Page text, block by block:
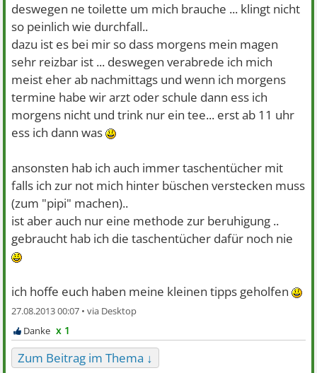
deswegen ne toilette um mich brauche ... klingt nicht
so peinlich wie durchfall..
dazu ist es bei mir so dass morgens mein magen
sehr reizbar ist ... deswegen verabrede ich mich
meist eher ab nachmittags und wenn ich morgens
termine habe wir arzt oder schule dann ess ich
morgens nicht und trink nur ein tee... erst ab 11 uhr
ess ich dann was
ansonsten hab ich auch immer taschentücher mit
falls ich zur not mich hinter büschen verstecken muss
(zum "pipi" machen)..
ist aber auch nur eine methode zur beruhigung ..
gebraucht hab ich die taschentücher dafür noch nie
ich hoffe euch haben meine kleinen tipps geholfen
27.08.2013 00:07 •
x 1
Zum Beitrag im Thema ↓